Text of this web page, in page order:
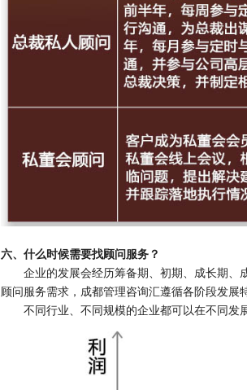
六、什么时候需要找顾问服务？
企业的发展会经历筹备期、初期、成长期、
顾问服务需求，成都管理咨询汇遵循各阶段发
不同行业、不同规模的企业都可以在不同发